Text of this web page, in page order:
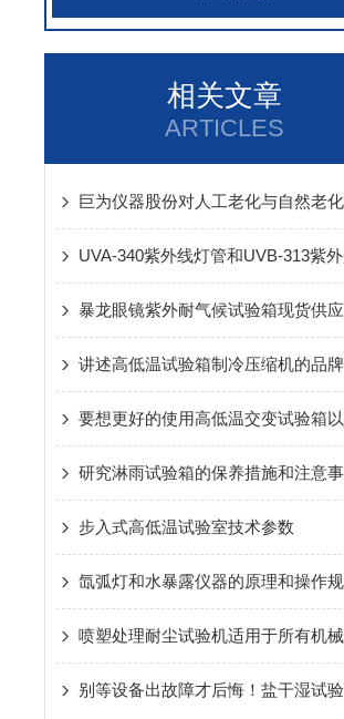
相关文章
ARTICLES
暴龙眼镜紫外耐气候试验箱现货供应
研究淋雨试验箱的保养措施和注意
步入式高低温试验室技术参数